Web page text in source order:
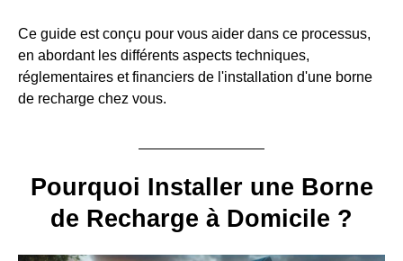
Ce guide est conçu pour vous aider dans ce processus,
en abordant les différents aspects techniques,
réglementaires et financiers de l'installation d'une borne
de recharge chez vous.
Pourquoi Installer une Borne
de Recharge à Domicile ?